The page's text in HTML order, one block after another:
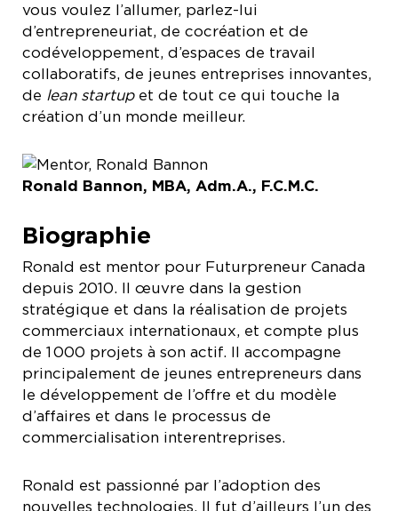
vous voulez l’allumer, parlez-lui
d’entrepreneuriat, de cocréation et de
codéveloppement, d’espaces de travail
collaboratifs, de jeunes entreprises innovantes,
de lean startupet de tout ce qui touche la
création d’un monde meilleur.
Ronald Bannon, MBA, Adm.A., F.C.M.C.
Biographie
Ronald est mentor pour Futurpreneur Canada
depuis 2010. Il œuvre dans la gestion
stratégique et dans la réalisation de projets
commerciaux internationaux, et compte plus
de 1 000 projets à son actif. Il accompagne
principalement de jeunes entrepreneurs dans
le développement de l’offre et du modèle
d’affaires et dans le processus de
commercialisation interentreprises.
Ronald est passionné par l’adoption des
nouvelles technologies. Il fut d’ailleurs l’un des